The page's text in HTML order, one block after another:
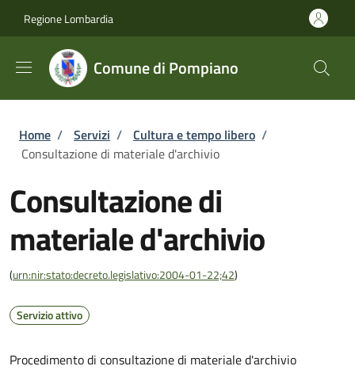
Regione Lombardia
Comune di Pompiano
Briciole di pane
Home / Servizi / Cultura e tempo libero /
Consultazione di materiale d'archivio
Consultazione di
materiale d'archivio
(urn:nir:stato:decreto.legislativo:2004-01-22;42)
Servizio attivo
Procedimento di consultazione di materiale d'archivio